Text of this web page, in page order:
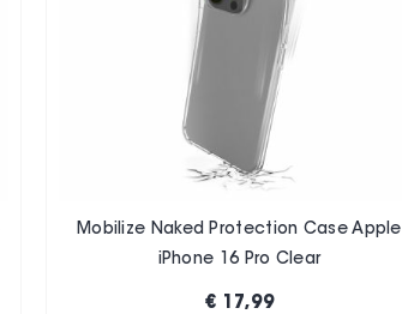
Mobilize Naked Protection Case Apple
iPhone 16 Pro Clear
€ 17,99